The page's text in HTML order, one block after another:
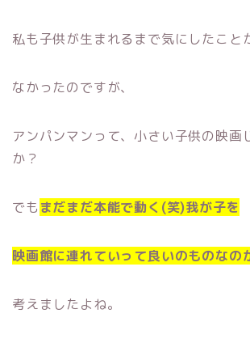
私も子供が生まれるまで気にしたこと
なかったのですが、
アンパンマンって、小さい子供の映画
か？
でも まだまだ本能で動く(笑)我が子を
映画館に連れていって良いのものなの
考えましたよね。